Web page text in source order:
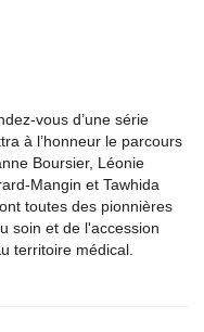
vous d’une série
à l’honneur le parcours
Boursier, Léonie
Mangin et Tawhida
toutes des pionnières
soin et de l'accession
territoire médical.